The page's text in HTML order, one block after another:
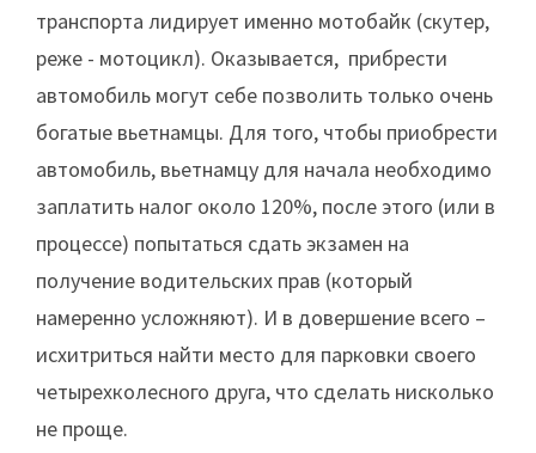
транспорта лидирует именно мотобайк (скутер,
реже - мотоцикл). Оказывается, прибрести
автомобиль могут себе позволить только очень
богатые вьетнамцы. Для того, чтобы приобрести
автомобиль, вьетнамцу для начала необходимо
заплатить налог около 120%, после этого (или в
процессе) попытаться сдать экзамен на
получение водительских прав (который
намеренно усложняют). И в довершение всего –
исхитриться найти место для парковки своего
четырехколесного друга, что сделать нисколько
не проще.